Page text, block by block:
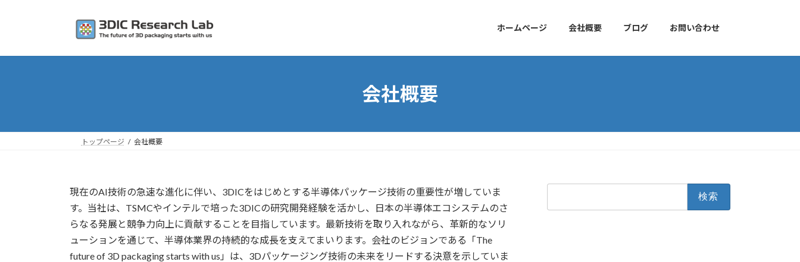
プ
動
ホームページ 会社概要 ブログ お問い合わせ
会社概要
トップページ 会社概要
現在のAI技術の急速な進化に伴い、3DICをはじめとする半導体パッケージ技術の重要性が増していま
す。当社は、TSMCやインテルで培った3DICの研究開発経験を活かし、日本の半導体エコシステムのさ
らなる発展と競争力向上に貢献することを目指しています。最新技術を取り入れながら、革新的なソリ
ューションを通じて、半導体業界の持続的な成長を支えてまいります。会社のビジョンである「The
future of 3D packaging starts with us」は、3Dパッケージング技術の未来をリードする決意を示していま